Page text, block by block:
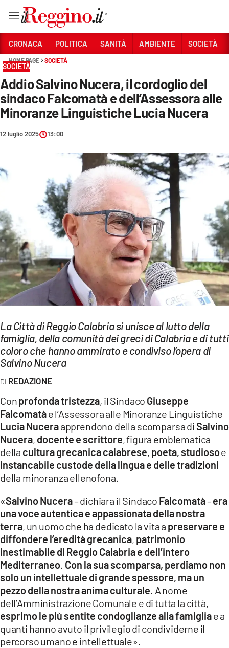
Sezioni
CRONACA
SANITÀ
CULTURA
ECONOMIA E LAVORO
EVENTI
SPORT
Streaming
LAC NETWORK
LAC ONAIR
LaC
LACPLAY.IT
LACTV.IT
LACONAIR.IT
LACITYMAG.IT
ILREGGINO.IT
COSENZACHANNEL.IT
ILVIBONESE.IT
CATANZAROCHANNEL.IT
LACAPITALENEWS.IT
App
ANDROID
CRONACA POLITICA SANITÀ AMBIENTE SOCIETÀ
HOME PAGE SOCIETÀ
SOCIETÀ
Addio Salvino Nucera, il cordoglio del
sindaco Falcomatà e dell’Assessora alle
Minoranze Linguistiche Lucia Nucera
12 luglio 2025 13:00
La Città di Reggio Calabria si unisce al lutto della
famiglia, della comunità dei greci di Calabria e di tutti
coloro che hanno ammirato e condiviso l’opera di
Salvino Nucera
REDAZIONE
Conprofonda tristezza, il Sindaco Giuseppe
Falcomatàe l’Assessora alle Minoranze Linguistiche
Lucia Nuceraapprendono della scomparsa diSalvino
Nucera, docente e scrittore, figura emblematica
della cultura grecanica calabrese, poeta, studiosoe
instancabile custode della lingua e delle tradizioni
della minoranza ellenofona.
«Salvino Nucera– dichiara il Sindaco Falcomatà–era
una voce autentica e appassionata della nostra
terra, un uomo che ha dedicato la vita a preservare e
diffondere l’eredità grecanica, patrimonio
inestimabile di Reggio Calabria e dell’intero
Mediterraneo Con la sua scomparsa, perdiamo non
solo un intellettuale di grande spessore, ma un
pezzo della nostra anima culturale . A nome
dell’Amministrazione Comunale e di tutta la città,
esprimo le più sentite condoglianze alla famigliae a
quanti hanno avuto il privilegio di condividerne il
percorso umano e intellettuale».